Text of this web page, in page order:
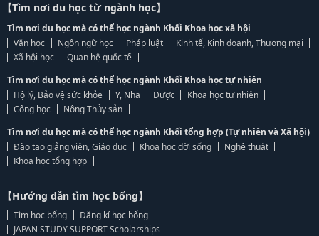
【Tìm nơi du học từ ngành học】
Tìm nơi du học mà có thể học ngành Khối Khoa học xã hội
Văn học
Ngôn ngữ học Pháp luật
Kinh tế, Kinh doanh, Thương mại
Xã hội học
Quan hệ quốc tế
Tìm nơi du học mà có thể học ngành Khối Khoa học tự nhiên
Hộ lý, Bảo vệ sức khỏe
Y, Nha Dược
Khoa học tự nhiên
Công học
Nông Thủy sản
Tìm nơi du học mà có thể học ngành Khối tổng hợp (Tự nhiên và Xã hội)
Đào tạo giảng viên, Giáo dục
Khoa học đời sống
Nghệ thuật
Khoa học tổng hợp
【Hướng dẫn tìm học bổng】
Tìm học bổng
Đăng kí học bổng
JAPAN STUDY SUPPORT Scholarships